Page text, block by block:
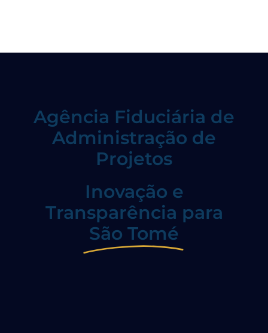
Agência Fiduciária de
Administração de
Projetos
Inovação e
Transparência para
São Tomé